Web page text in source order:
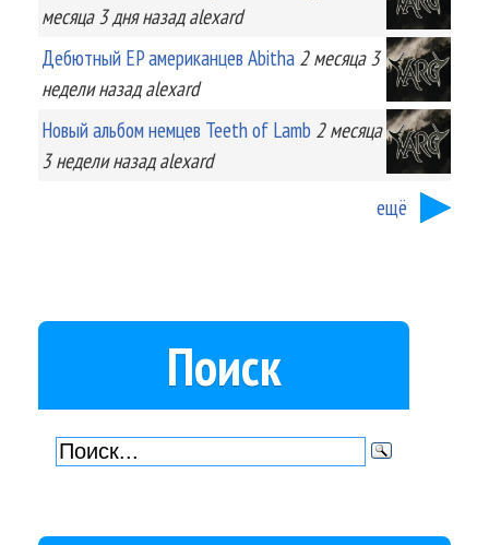
месяца 3 дняназад alexard
Дебютный EP американцев Abitha 2 месяца 3
неделиназад alexard
Новый альбом немцев Teeth of Lamb 2 месяца
3 неделиназад alexard
ещё
Поиск